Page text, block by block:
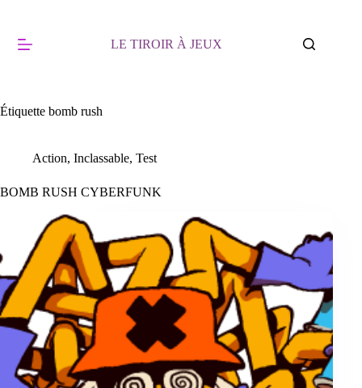
LE TIROIR À JEUX
Étiquette bomb rush
Action, Inclassable, Test
BOMB RUSH CYBERFUNK